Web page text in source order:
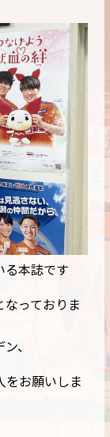
る本誌です
なっておりま
、
をお願いしま